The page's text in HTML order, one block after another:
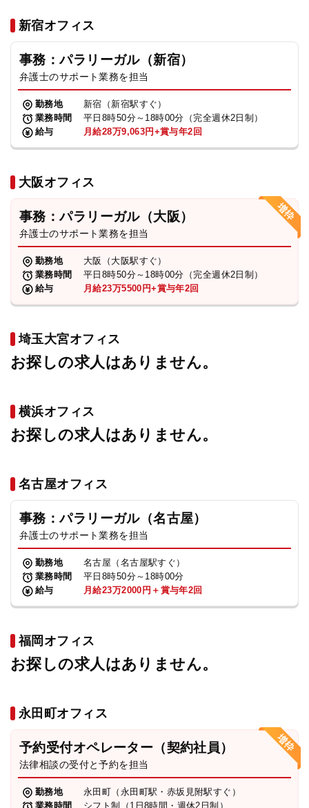
新宿オフィス
事務：パラリーガル（新宿）
弁護士のサポート業務を担当
勤務地
新宿（新宿駅すぐ）
業務時間
平日8時50分～18時00分（完全週休2日制）
給与
月給28万9,063円+賞与年2回
大阪オフィス
事務：パラリーガル（大阪）
弁護士のサポート業務を担当
勤務地
大阪（大阪駅すぐ）
業務時間
平日8時50分～18時00分（完全週休2日制）
給与
月給23万5500円+賞与年2回
埼玉大宮オフィス
お探しの求人はありません。
横浜オフィス
お探しの求人はありません。
名古屋オフィス
事務：パラリーガル（名古屋）
弁護士のサポート業務を担当
勤務地
名古屋（名古屋駅すぐ）
業務時間
平日8時50分～18時00分
給与
月給23万2000円＋賞与年2回
福岡オフィス
お探しの求人はありません。
永田町オフィス
予約受付オペレーター（契約社員）
法律相談の受付と予約を担当
勤務地
永田町（永田町駅・赤坂見附駅すぐ）
業務時間
シフト制（1日8時間・週休2日制）